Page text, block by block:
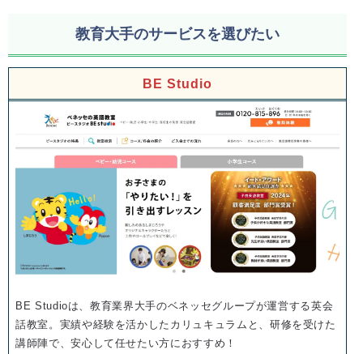
教育大手のサービスを選びたい
BE Studio
BE Studioは、教育業界大手のベネッセグループが運営する英会
話教室。実績や経験を活かしたカリュキュラムと、研修を受けた
講師陣で、安心して任せたい方におすすめ！